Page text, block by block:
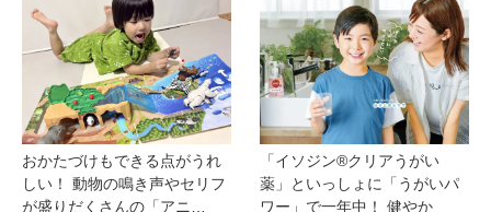
おかたづけもできる点がうれ
しい！ 動物の鳴き声やセリフ
が盛りだくさんの「アニ
「イソジン®クリアうがい
薬」といっしょに「うがいパ
ワー」で一年中！ 健やか